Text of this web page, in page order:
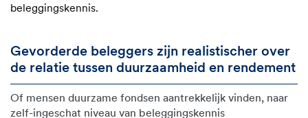
beleggingskennis.
Gevorderde beleggers zijn realistischer over
de relatie tussen duurzaamheid en rendement
Of mensen duurzame fondsen aantrekkelijk vinden, naar
zelf-ingeschat niveau van beleggingskennis